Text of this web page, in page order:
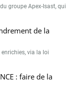
groupe Apex-Isast, qui
de la
via la loi
: faire de la